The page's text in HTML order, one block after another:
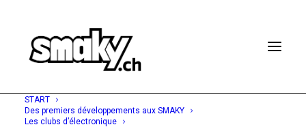
START
Des premiers développements aux SMAKY
Les clubs d’électronique